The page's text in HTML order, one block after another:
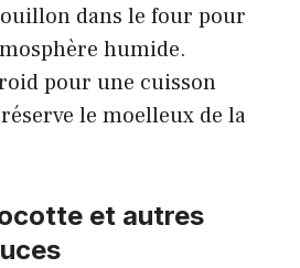
dans le four pour
humide.
pour une cuisson
le moelleux de la
et autres